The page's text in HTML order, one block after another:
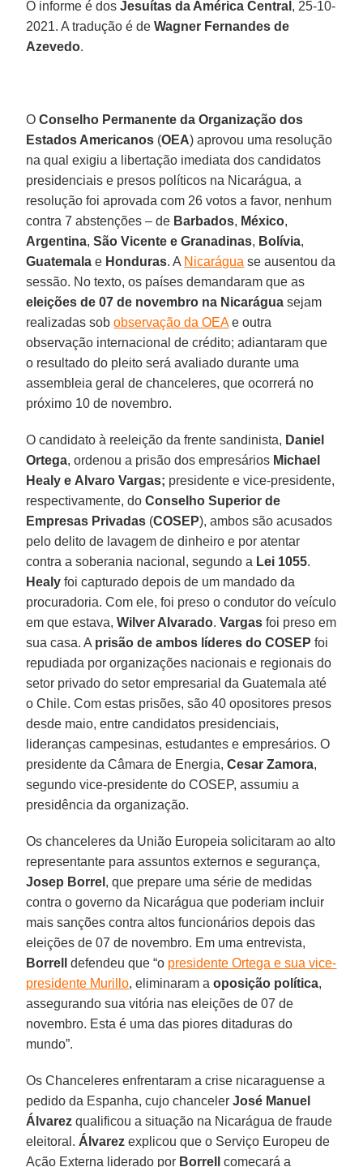
O informe é dosJesuítas da América Central , 25-10-
2021. A tradução é deWagner Fernandes de
Azevedo.
OConselho Permanente da Organização dos
Estados Americanos (OEA) aprovou uma resolução
na qual exigiu a libertação imediata dos candidatos
presidenciais e presos políticos na Nicarágua, a
resolução foi aprovada com 26 votos a favor, nenhum
contra 7 abstenções – de Barbados, México,
Argentina,São Vicente e Granadinas, Bolívia,
Guatemala e Honduras. A Nicarágua se ausentou da
sessão. No texto, os países demandaram que as
eleições de 07 de novembro na Nicarágua sejam
realizadas sobobservação da OEAe outra
observação internacional de crédito; adiantaram que
o resultado do pleito será avaliado durante uma
assembleia geral de chanceleres, que ocorrerá no
próximo 10 de novembro.
O candidato à reeleição da frente sandinista, Daniel
Ortega, ordenou a prisão dos empresários Michael
Healy e Alvaro Vargas; presidente e vice-presidente,
respectivamente, doConselho Superior de
Empresas Privadas (COSEP), ambos são acusados
pelo delito de lavagem de dinheiro e por atentar
contra a soberania nacional, segundo a Lei 1055.
Healy foi capturado depois de um mandado da
procuradoria. Com ele, foi preso o condutor do veículo
em que estava,Wilver Alvarado.Vargas foi preso em
sua casa. A prisão de ambos líderes do COSEP foi
repudiada por organizações nacionais e regionais do
setor privado do setor empresarial da Guatemala até
o Chile. Com estas prisões, são 40 opositores presos
desde maio, entre candidatos presidenciais,
lideranças campesinas, estudantes e empresários. O
presidente da Câmara de Energia,Cesar Zamora,
segundo vice-presidente do COSEP, assumiu a
presidência da organização.
Os chanceleres da União Europeia solicitaram ao alto
representante para assuntos externos e segurança,
Josep Borrel , que prepare uma série de medidas
contra o governo da Nicarágua que poderiam incluir
mais sanções contra altos funcionários depois das
eleições de 07 de novembro. Em uma entrevista,
Borrell
defendeu que “o presidente Ortega e sua vice-
presidente Murillo, eliminaram aoposição política,
assegurando sua vitória nas eleições de 07 de
novembro. Esta é uma das piores ditaduras do
mundo”.
Os Chanceleres enfrentaram a crise nicaraguense a
pedido da Espanha, cujo chancelerJosé Manuel
Álvarez qualificou a situação na Nicarágua de fraude
eleitoral. Álvarez explicou que o Serviço Europeu de
Ação Externa liderado por Borrell começará a